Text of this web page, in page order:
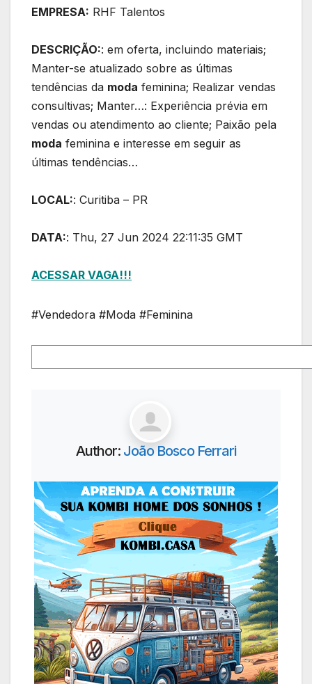
EMPRESA: RHF Talentos
DESCRIÇÃO:: em oferta, incluindo materiais;
Manter-se atualizado sobre as últimas
tendências da moda feminina; Realizar vendas
consultivas; Manter…: Experiência prévia em
vendas ou atendimento ao cliente; Paixão pela
moda feminina e interesse em seguir as
últimas tendências…
LOCAL:: Curitiba – PR
DATA:: Thu, 27 Jun 2024 22:11:35 GMT
ACESSAR VAGA!!!
#Vendedora #Moda #Feminina
Author: João Bosco Ferrari